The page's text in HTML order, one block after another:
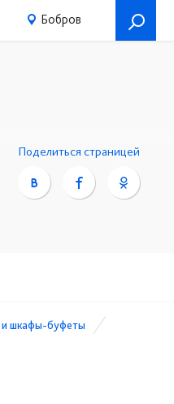
Бобров
Поделиться страницей
шкафы-буфеты